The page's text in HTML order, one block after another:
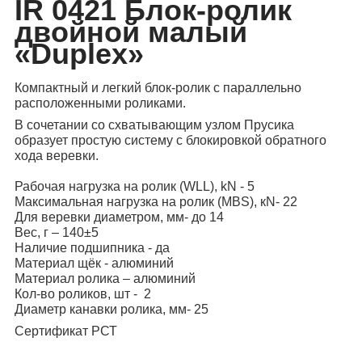
IR 0421 Блок-ролик
двойной малый
«Duplex»
Компактный и легкий блок-ролик с параллельно
расположенными роликами.
В сочетании со схватывающим узлом Прусика
образует простую систему с блокировкой обратного
хода веревки.
Рабочая нагрузка на ролик (WLL), kN - 5
Максимальная нагрузка на ролик (MBS), кN- 22
Для веревки диаметром, мм- до 14
Вес, г – 140±5
Наличие подшипника - да
Материал щёк - алюминий
Материал ролика – алюминий
Кол-во роликов, шт - 2
Диаметр канавки ролика, мм- 25
Сертификат РСТ